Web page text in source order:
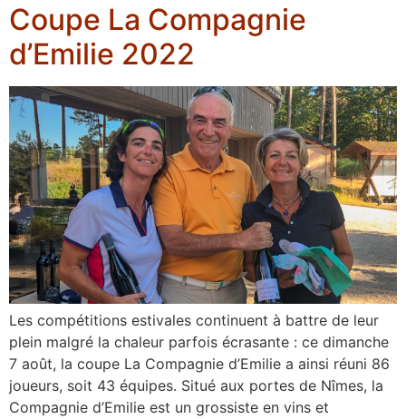
Coupe La Compagnie
d’Emilie 2022
Les compétitions estivales continuent à battre de leur
plein malgré la chaleur parfois écrasante : ce dimanche
7 août, la coupe La Compagnie d’Emilie a ainsi réuni 86
joueurs, soit 43 équipes. Situé aux portes de Nîmes, la
Compagnie d’Emilie est un grossiste en vins et